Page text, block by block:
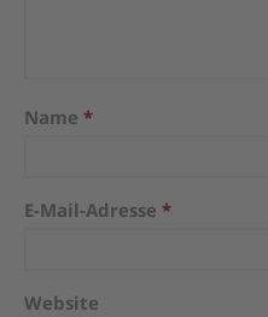
Name *
E-Mail-Adresse *
Website